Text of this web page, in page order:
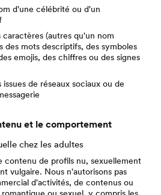
d'une célébrité ou d'un
caractères (autres qu'un nom
des mots descriptifs, des symboles
emojis, des chiffres ou des signes
de réseaux sociaux ou de
et le comportement
chez les adultes
contenu de profils nu, sexuellement
vulgaire. Nous n'autorisons pas
d'activités, de contenus ou